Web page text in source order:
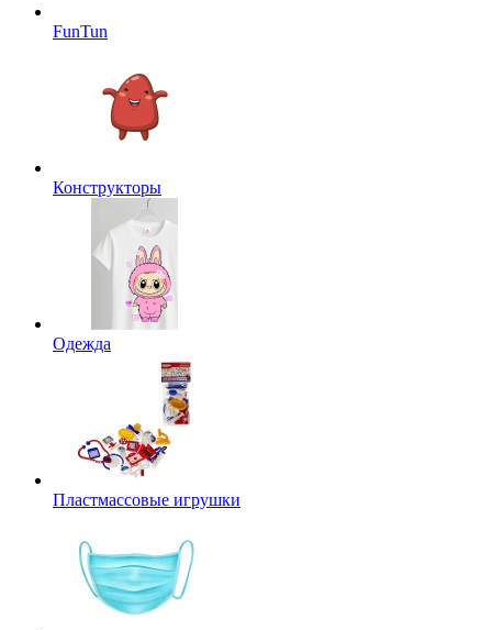
FunTun
Конструкторы
Одежда
Пластмассовые игрушки